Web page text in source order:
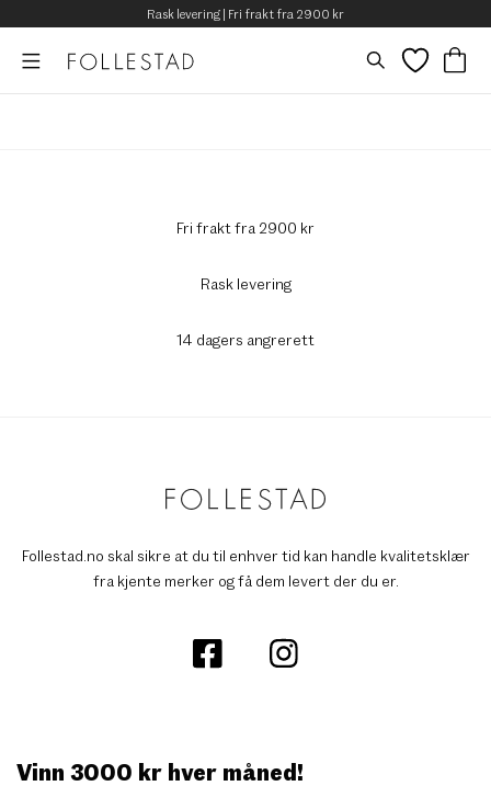
Rask levering | Fri frakt fra 2900 kr
Fri frakt fra 2900 kr
Rask levering
14 dagers angrerett
Follestad.no skal sikre at du til enhver tid kan handle kvalitetsklær
fra kjente merker og få dem levert der du er.
Vinn 3000 kr hver måned!